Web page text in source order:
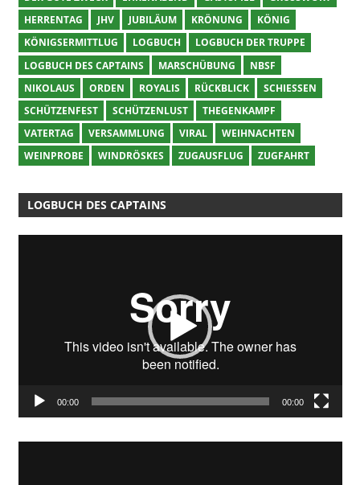
HERRENTAG
JHV JUBILÄUM KRÖNUNG
KÖNIG
KÖNIGSERMITTLUG
LOGBUCH
LOGBUCH DER TRUPPE
LOGBUCH DES CAPTAINS
MARSCHÜBUNG
NBSF
NIKOLAUS
ORDEN ROYALIS RÜCKBLICK
SCHIESSEN
SCHÜTZENFEST
SCHÜTZENLUST
THEGENKAMPF
VATERTAG
VERSAMMLUNG VIRAL
WEIHNACHTEN
WEINPROBE
WINDRÖSKES ZUGAUSFLUG ZUGFAHRT
LOGBUCH DES CAPTAINS
00:00 00:00